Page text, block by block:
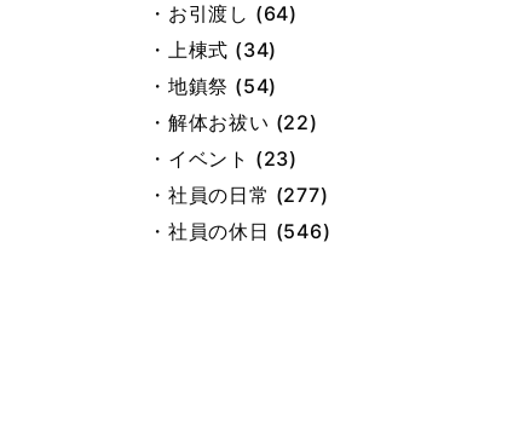
・設計 梶田 (18)
・大工 楯 (20)
・総務 松村 (31)
・総務 村上 (28)
・総務 岡山 (84)
・総務 野村 (33)
・総務 小池 (21)
・お引渡し (64)
・上棟式 (34)
・地鎮祭 (54)
・解体お祓い (22)
・イベント (23)
・社員の日常 (277)
・社員の休日 (546)